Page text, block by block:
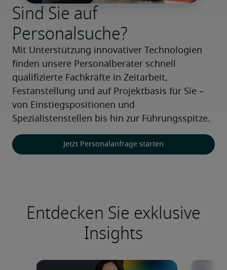
Sind Sie auf
Personalsuche?
Mit Unterstützung innovativer Technologien
finden unsere Personalberater schnell
qualifizierte Fachkräfte in Zeitarbeit,
Festanstellung und auf Projektbasis für Sie –
von Einstiegspositionen und
Spezialistenstellen bis hin zur Führungsspitze.
Jetzt Personalanfrage starten
Entdecken Sie exklusive
Insights